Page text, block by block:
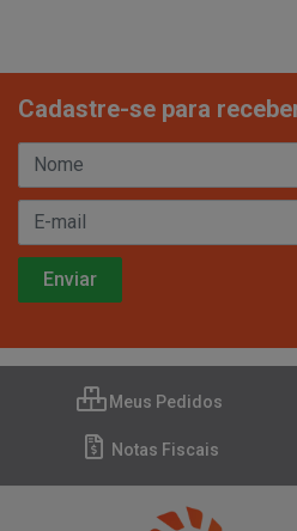
Cadastre-se para
Meus Pedidos
Notas Fiscais